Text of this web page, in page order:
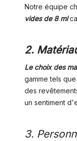
Notre équipe
vides de 8 ml
2.
Le choix des
gamme tels
des
un sentiment
3.